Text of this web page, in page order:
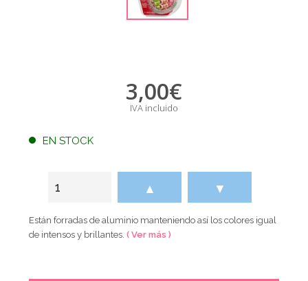
3,00€
IVA incluido
EN STOCK
▲ ▼
Están forradas de aluminio manteniendo así los colores igual
de intensos y brillantes.( Ver más )